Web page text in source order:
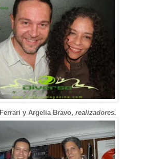
y Argelia Bravo, realizadores.